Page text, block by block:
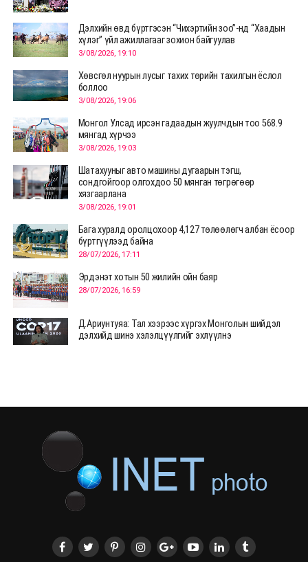
Дэлхийн өвд бүртгэсэн “Чихэртийн зоо”-нд “Хаадын
хүлэг” үйл ажиллагааг зохион байгуулав
3/08/2026, 19:10
Хөвсгөл нуурын лусыг тахих төрийн тахилгын ёслол
боллоо
3/08/2026, 19:06
Монгол Улсад ирсэн гадаадын жуулчдын тоо 568.9
мянгад хүрчээ
3/08/2026, 19:03
Шатахууныг авто машины дугаарын тэгш,
сондгойгоор олгохдоо 50 мянган төгрөгөөр
хязгаарлана
3/08/2026, 19:01
Бага хуралд оролцохоор 4,127 төлөөлөгч албан ёсоор
бүртгүүлээд байна
28/07/2026, 17:11
Эрдэнэт хотын 50 жилийн ойн баяр
28/07/2026, 16:59
Д.Ариунтуяа: Тал хээрээс хүргэх Монголын шийдэл
дэлхийд шинэ хэлэлцүүлгийг эхлүүлнэ
28/07/2026, 12:04
ХӨВСГӨЛ Нутгийн зөвлөлөөс МУАЖ Д.Цэрэндарьзавт
2 өрөө байр олгоно
20/07/2026, 19:22
20/07/2026, 19:21